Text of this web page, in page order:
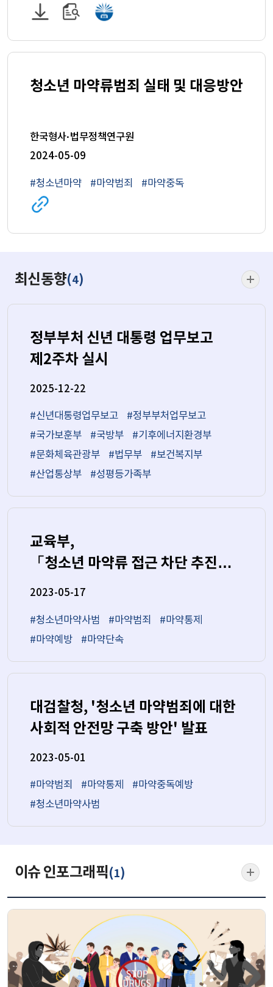
PDF
파일
다운로드
원문
보기
국회전자도서관으로
이동
(새
창)
청소년 마약류범죄 실태 및 대응방안
한국형사·법무정책연구원
2024-05-09
#청소년마약 #마약범죄 #마약중독
관련
사이트로
이동
최신동향(4)
최신동
더보기
정부부처 신년 대통령 업무보고
제2주차 실시
2025-12-22
#신년대통령업무보고
#정부부처업무보고
#국가보훈부
#국방부
#기후에너지환경부
#문화체육관광부
#법무부
#보건복지부
#산업통상부
#성평등가족부
교육부,
「청소년 마약류 접근 차단 추진상황」
발표
2023-05-17
#청소년마약사범 #마약범죄
#마약통제
#마약예방
#마약단속
대검찰청, '청소년 마약범죄에 대한
사회적 안전망 구축 방안' 발표
2023-05-01
#마약범죄 #마약통제
#마약중독예방
#청소년마약사범
이슈 인포그래픽(1)